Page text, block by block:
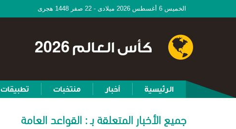
الخميس 6 أغسطس 2026 ميلادى - 22 صفر 1448 هجرى
كأس العالم 2026
الرئيسية أخبار منتخبات تطبيقات
جميع الأخبار المتعلقة بـ : القواعد العامة